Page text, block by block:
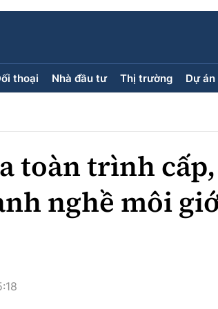
thoại Nhà đầu tư Thị trường Dự án
Doanh nhân
Mua bán
Giới thiệu
toàn trình
nghề môi